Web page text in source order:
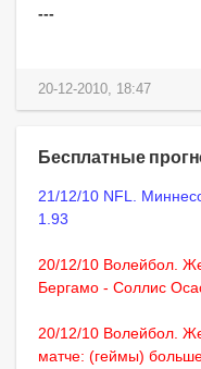
---
20-12-2010, 18:47
Бесплатные
21/12/10 NFL.
1.93
20/12/10 Волейбол.
Бергамо - Соллис
20/12/10 Волейбол.
матче: (геймы)